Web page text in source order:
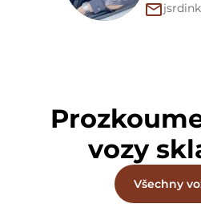
vozy
Všechny